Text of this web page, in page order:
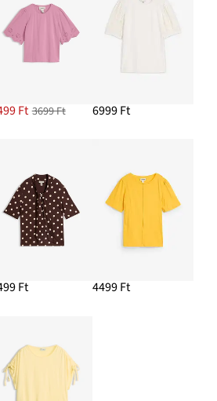
Ft 3699 Ft 6999 Ft
Ft 4499 Ft